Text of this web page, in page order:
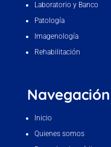
Laboratorio y Banco
Patología
Imagenología
Rehabilitación
Navegación
Inicio
Quienes somos